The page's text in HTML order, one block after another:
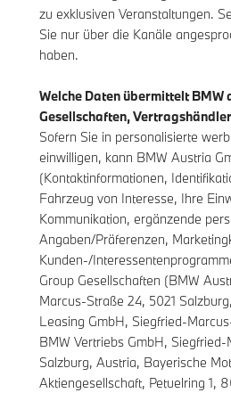
zu exklusiven Veranstaltungen.
Sie nur über die Kanäle
haben.
Welche Daten übermittelt BMW
Gesellschaften,
Sofern Sie in personalisierte
einwilligen, kann BMW Austria
(Kontaktinformationen,
Fahrzeug von Interesse, Ihre
Kommunikation, ergänzende
Angaben/Präferenzen,
Kunden-/
Group Gesellschaften (BMW
Marcus-Straße 24, 5021
Leasing GmbH, Siegfried-
BMW Vertriebs GmbH,
Salzburg, Austria, Bayerische
Aktiengesellschaft, Petuelring 1,